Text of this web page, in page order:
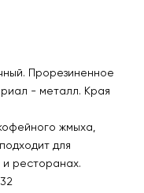
Прорезиненное
- металл. Края
жмыха,
для
и ресторанах.